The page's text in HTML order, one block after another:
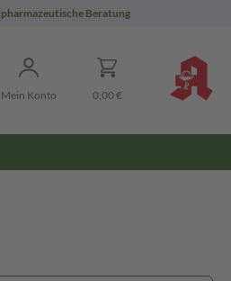
pharmazeutische Beratung
Mein Konto 0,00 €